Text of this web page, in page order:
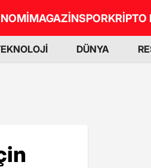
MAGAZİNSPORKRİPTO
DÜNYA